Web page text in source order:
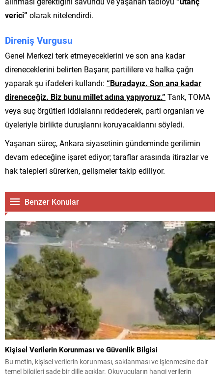
verici” olarak nitelendirdi.
Direniş Vurgusu
Genel Merkezi terk etmeyeceklerini ve son ana kadar
direneceklerini belirten Başarır, partililere ve halka çağrı
yaparak şu ifadeleri kullandı: “Buradayız. Son ana kadar
direneceğiz. Biz bunu millet adına yapıyoruz.” Tank, TOMA
veya suç örgütleri iddialarını reddederek, parti organları ve
üyeleriyle birlikte duruşlarını koruyacaklarını söyledi.
Yaşanan süreç, Ankara siyasetinin gündeminde gerilimin
devam edeceğine işaret ediyor; taraflar arasında itirazlar ve
hak talepleri sürerken, gelişmeler takip ediliyor.
Benzer Konular
Kişisel Verilerin Korunması ve Güvenlik Bilgisi
Bu metin, kişisel verilerin korunması, saklanması ve işlenmesine dair
temel bilgileri sade bir dille açıklar. Okuyucuların hangi verilerin